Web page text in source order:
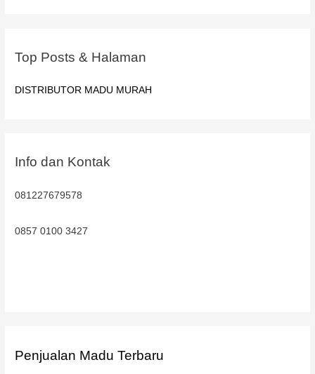
u
t
Top Posts & Halaman
DISTRIBUTOR MADU MURAH
Info dan Kontak
081227679578
0857 0100 3427
Penjualan Madu Terbaru